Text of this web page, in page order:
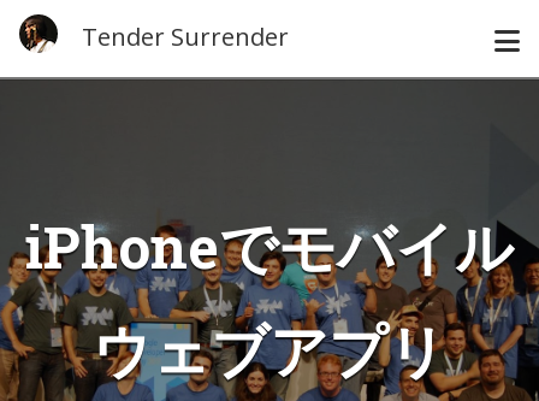
Tender Surrender
iPhoneでモバイル
ウェブアプリ